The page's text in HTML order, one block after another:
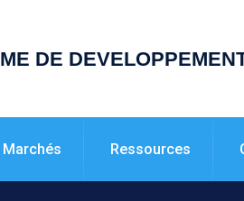
DE
Ressources